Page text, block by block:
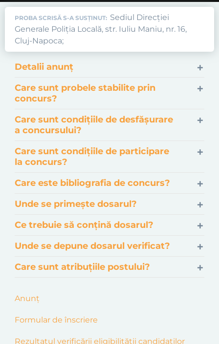
PROBA SCRISĂ S-A SUSȚINUT: Sediul Direcției
Generale Poliția Locală, str. Iuliu Maniu, nr. 16,
Cluj-Napoca;
Detalii anunț
Care sunt probele stabilite prin
concurs?
Care sunt condițiile de desfășurare
a concursului?
Care sunt condițiile de participare
la concurs?
Care este bibliografia de concurs?
Unde se primește dosarul?
Ce trebuie să conțină dosarul?
Unde se depune dosarul verificat?
Care sunt atribuțiile postului?
Anunț
Formular de înscriere
Rezultatul verificării eligibilității candidaților